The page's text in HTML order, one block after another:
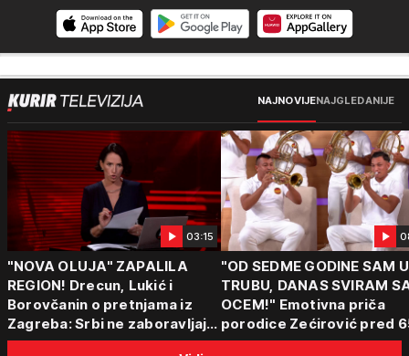
NAJNOVIJENAJGLEDANIJE
03:15
"NOVA OLUJA" ZAPALILA
REGION! Drecun, Lukić i
Borovčanin o pretnjama iz
Zagreba: Srbi ne zaboravljaju
progon
"OD SEDME GODINE SAM
TRUBU, DANAS SVIRAM
OCEM!" Emotivna priča
porodice Zećirović pred
Sabor trubača u Guči